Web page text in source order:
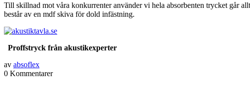
Till skillnad mot våra konkurrenter använder vi hela absorbenten trycket går
består av en mdf skiva för dold infästning.
Proffstryck från akustikexperter
av absoflex
0 Kommentarer